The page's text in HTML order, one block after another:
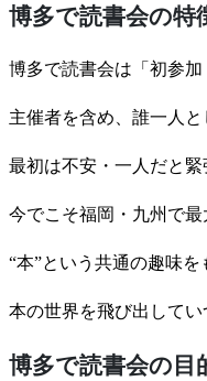
博多で読書会の特
博多で読書会は「初参
主催者を含め、誰一人
最初は不安・一人だと
今でこそ福岡・九州で
“本”という共通の趣味
本の世界を飛び出して
博多で読書会の目